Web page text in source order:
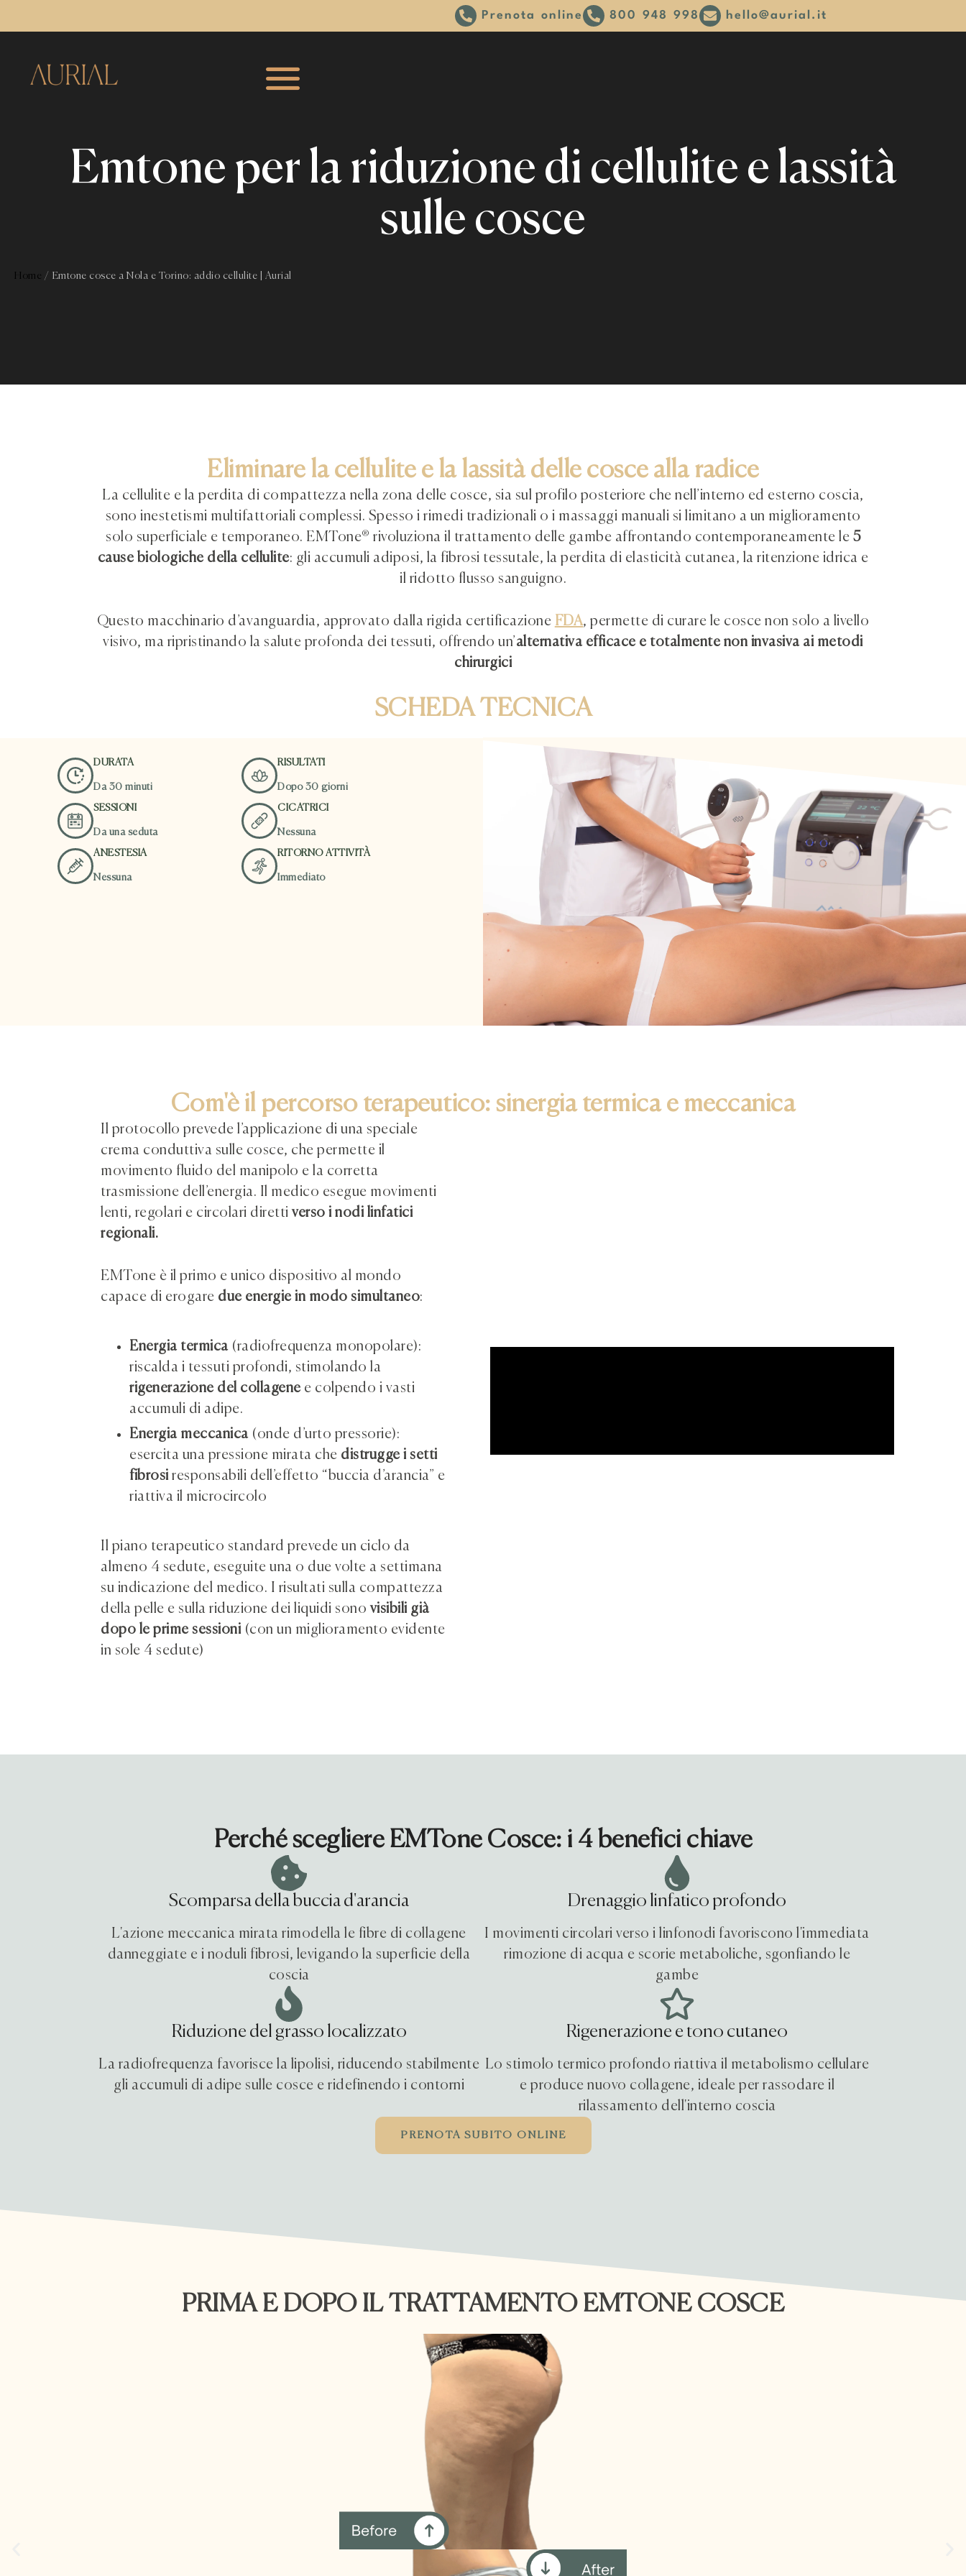
Prenota online 800 948 998 hello@aurial.it
Emtone per la riduzione di cellulite e lassità
sulle cosce
Home / Emtone cosce a Nola e Torino: addio cellulite | Aurial
Eliminare la cellulite e la lassità delle cosce alla radice
La cellulite e la perdita di compattezza nella zona delle cosce, sia sul profilo posteriore che nell’interno ed esterno coscia,
sono inestetismi multifattoriali complessi. Spesso i rimedi tradizionali o i massaggi manuali si limitano a un miglioramento
solo superficiale e temporaneo. EMTone® rivoluziona il trattamento delle gambe affrontando contemporaneamente le 5
cause biologiche della cellulite: gli accumuli adiposi, la fibrosi tessutale, la perdita di elasticità cutanea, la ritenzione idrica e
il ridotto flusso sanguigno.
Questo macchinario d’avanguardia, approvato dalla rigida certificazione FDA, permette di curare le cosce non solo a livello
visivo, ma ripristinando la salute profonda dei tessuti, offrendo un’alternativa efficace e totalmente non invasiva ai metodi
chirurgici
SCHEDA TECNICA
DURATA
Da 30 minuti
RISULTATI
Dopo 30 giorni
SESSIONI
Da una seduta
CICATRICI
Nessuna
ANESTESIA
Nessuna
RITORNO ATTIVITÀ
Immediato
Com'è il percorso terapeutico: sinergia termica e meccanica
Il protocollo prevede l’applicazione di una speciale
crema conduttiva sulle cosce, che permette il
movimento fluido del manipolo e la corretta
trasmissione dell’energia. Il medico esegue movimenti
lenti, regolari e circolari direttiverso i nodi linfatici
regionali.
EMTone è il primo e unico dispositivo al mondo
capace di erogare due energie in modo simultaneo:
Energia termica(radiofrequenza monopolare):
riscalda i tessuti profondi, stimolando la
rigenerazione del collagene e colpendo i vasti
accumuli di adipe.
Energia meccanica(onde d’urto pressorie):
esercita una pressione mirata che distrugge i setti
fibrosi responsabili dell’effetto “buccia d’arancia” e
riattiva il microcircolo
Il piano terapeutico standard prevede un ciclo da
almeno 4 sedute, eseguite una o due volte a settimana
su indicazione del medico. I risultati sulla compattezza
della pelle e sulla riduzione dei liquidi sonovisibili già
dopo le prime sessioni (con un miglioramento evidente
in sole 4 sedute)
Perché scegliere EMTone Cosce: i 4 benefici chiave
Scomparsa della buccia d'arancia
L'azione meccanica mirata rimodella le fibre di collagene
danneggiate e i noduli fibrosi, levigando la superficie della
coscia
Drenaggio linfatico profondo
I movimenti circolari verso i linfonodi favoriscono l'immediata
rimozione di acqua e scorie metaboliche, sgonfiando le
gambe
Riduzione del grasso localizzato
La radiofrequenza favorisce la lipolisi, riducendo stabilmente
gli accumuli di adipe sulle cosce e ridefinendo i contorni
Rigenerazione e tono cutaneo
Lo stimolo termico profondo riattiva il metabolismo cellulare
e produce nuovo collagene, ideale per rassodare il
rilassamento dell'interno coscia
PRENOTA SUBITO ONLINE
PRIMA E DOPO IL TRATTAMENTO EMTONE COSCE